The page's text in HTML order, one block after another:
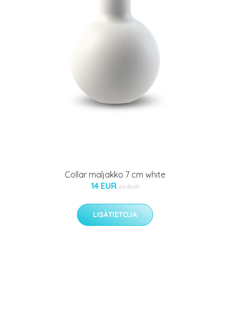
Collar maljakko 7 cm white
14 EUR 22 EUR
LISÄTIETOJA